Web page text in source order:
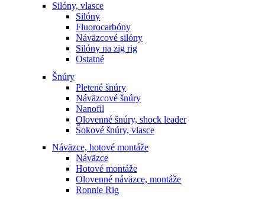
Silóny, vlasce
Silóny
Fluorocarbóny
Náväzcové silóny
Silóny na zig rig
Ostatné
Šnúry
Pletené šnúry
Náväzcové šnúry
Nanofil
Olovenné šnúry, shock leader
Šokové šnúry, vlasce
Náväzce, hotové montáže
Náväzce
Hotové montáže
Olovenné náväzce, montáže
Ronnie Rig